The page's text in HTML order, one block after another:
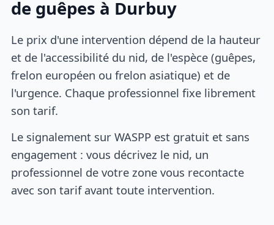
de guêpes à Durbuy
Le prix d'une intervention dépend de la hauteur
et de l'accessibilité du nid, de l'espèce (guêpes,
frelon européen ou frelon asiatique) et de
l'urgence. Chaque professionnel fixe librement
son tarif.
Le signalement sur WASPP est gratuit et sans
engagement : vous décrivez le nid, un
professionnel de votre zone vous recontacte
avec son tarif avant toute intervention.